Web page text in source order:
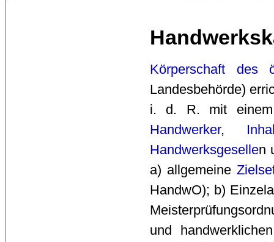
Körperschaft des
Landesbehörde)
i. d. R. mit einem
Handwerker,
Handwerksgesellen
a) allgemeine
HandwO); b)
und